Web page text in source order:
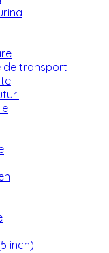
de transport
inch)